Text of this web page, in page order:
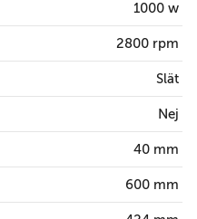
1000 w
2800 rpm
Slät
Nej
40 mm
600 mm